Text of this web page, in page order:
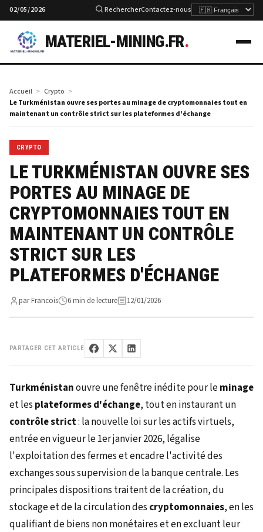
02/05/2026 RechercherContactez-nous
MATERIEL-MINING.FR.
Accueil
Crypto
Le Turkménistan ouvre ses portes au minage de cryptomonnaies tout en
maintenant un contrôle strict sur les plateformes d'échange
CRYPTO
LE TURKMÉNISTAN OUVRE SES
PORTES AU MINAGE DE
CRYPTOMONNAIES TOUT EN
MAINTENANT UN CONTRÔLE
STRICT SUR LES
PLATEFORMES D'ÉCHANGE
par Francois 6 min de lecture 12/01/2026
PARTAGER CET ARTICLE
Turkménistanouvre une fenêtre inédite pour leminage
et les plateformes d'échange, tout en instaurant un
contrôle strict: la nouvelle loi sur les actifs virtuels,
entrée en vigueur le 1er janvier 2026, légalise
l'exploitation des fermes et encadre l'activité des
exchanges sous supervision de la banque centrale. Les
principales dispositions traitent de la création, du
stockage et de la circulation des cryptomonnaies, en les
qualifiant de biens non monétaires et en excluant leur